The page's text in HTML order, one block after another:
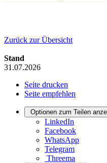
Zurück zur Übersicht
Stand
31.07.2026
Seite drucken
Seite empfehlen
Optionen zum Teilen
LinkedIn
Facebook
WhatsApp
Telegram
Threema